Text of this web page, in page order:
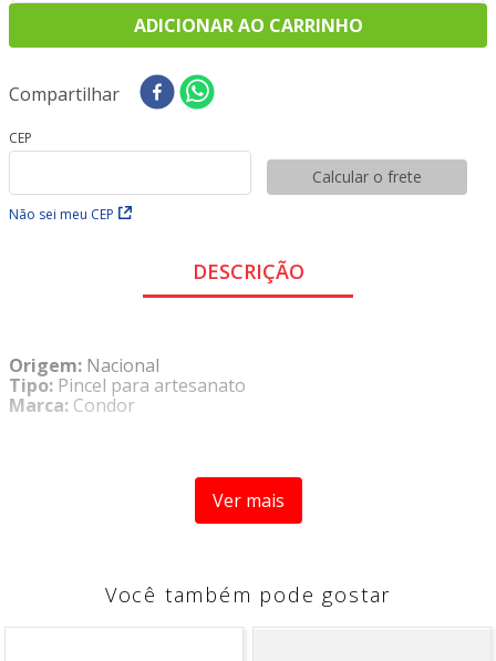
ADICIONAR AO CARRINHO
Compartilhar
CEP
Não sei meu CEP
Calcular o frete
DESCRIÇÃO
Origem: Nacional
Tipo: Pincel para artesanato
Marca: Condor
A Condor empresa especializada no mercado de pincéis
para pintura artísticas e acessórios. Com mais de 80 anos
de experiência, eles trazem qualidade e tradição em seus
referência no mercado pode oferecer.
Ver mais
Você também pode gostar